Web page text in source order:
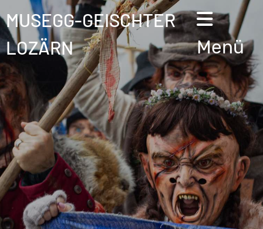
MUSEGG-GEISCHTER
LOZÄRN
Menü